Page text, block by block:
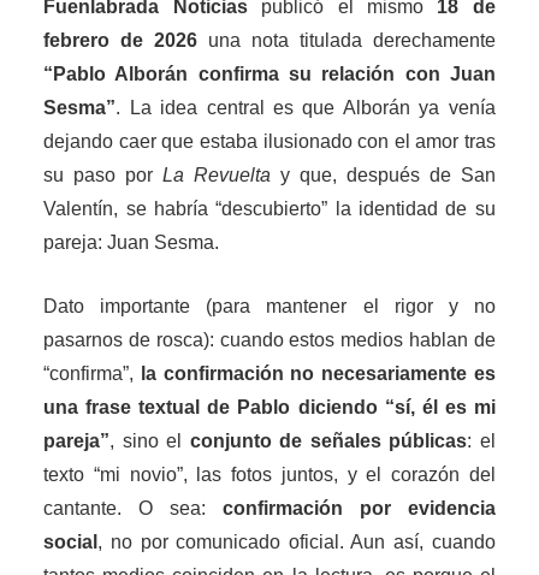
Fuenlabrada Noticiaspublicó el mismo 18 de
febrero de 2026 una nota titulada derechamente
“Pablo Alborán confirma su relación con Juan
Sesma”. La idea central es que Alborán ya venía
dejando caer que estaba ilusionado con el amor tras
su paso porLa Revuelta y que, después de San
Valentín, se habría “descubierto” la identidad de su
pareja: Juan Sesma.
Dato importante (para mantener el rigor y no
pasarnos de rosca): cuando estos medios hablan de
“confirma”,
la confirmación no necesariamente es
una frase textual de Pablo diciendo “sí, él es mi
pareja”, sino el conjunto de señales públicas: el
texto “mi novio”, las fotos juntos, y el corazón del
cantante. O sea: confirmación por evidencia
social , no por comunicado oficial. Aun así, cuando